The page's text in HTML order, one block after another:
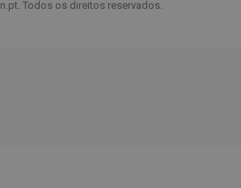
Todos os direitos reservados.